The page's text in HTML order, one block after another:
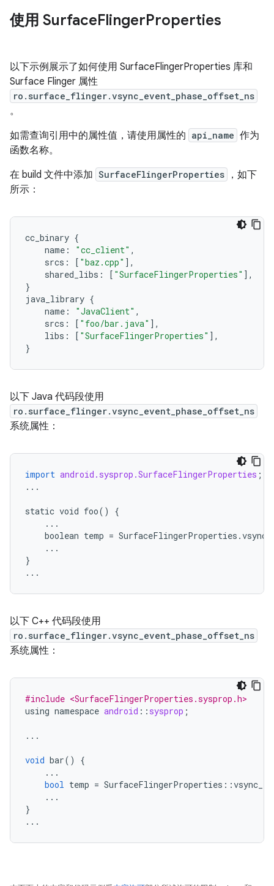
使用 SurfaceFlingerProperties
以下示例展示了如何使用 SurfaceFlingerProperties 库和
Surface Flinger 属性
ro.surface_flinger.vsync_event_phase_offset_ns
。
如需查询引用中的属性值，请使用属性的 api_name 作为
函数名称。
在 build 文件中添加 SurfaceFlingerProperties
，如下
所示：
cc_binary {
name : "cc_client" ,
srcs : [ "baz.cpp" ],
shared_libs : [ "SurfaceFlingerProperties" ],
}
java_library {
name : "JavaClient" ,
srcs : [ "foo/bar.java" ],
libs : [ "SurfaceFlingerProperties" ],
}
以下 Java 代码段使用
ro.surface_flinger.vsync_event_phase_offset_ns
系统属性：
import android.sysprop.SurfaceFlingerProperties ;
...
static void foo()
{
...
boolean temp = SurfaceFlingerProperties .
...
}
...
以下 C++ 代码段使用
ro.surface_flinger.vsync_event_phase_offset_ns
系统属性：
#include <SurfaceFlingerProperties.sysprop.h>
using namespace android :: sysprop ;
...
void bar()
{
...
bool temp = SurfaceFlingerProperties ::
...
}
...